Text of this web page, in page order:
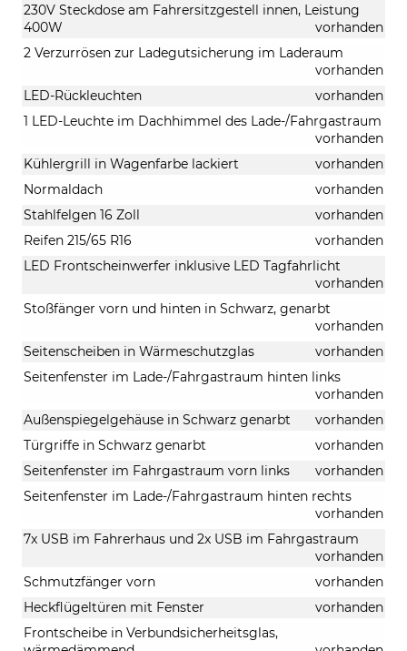
230V Steckdose am Fahrersitzgestell innen, Leistung
400W
vorhanden
2 Verzurrösen zur Ladegutsicherung im Laderaum
vorhanden
LED-Rückleuchten
vorhanden
1 LED-Leuchte im Dachhimmel des Lade-/Fahrgastraum
vorhanden
Kühlergrill in Wagenfarbe lackiert
vorhanden
Normaldach
vorhanden
Stahlfelgen 16 Zoll
vorhanden
Reifen 215/65 R16
vorhanden
LED Frontscheinwerfer inklusive LED Tagfahrlicht
vorhanden
Stoßfänger vorn und hinten in Schwarz, genarbt
vorhanden
Seitenscheiben in Wärmeschutzglas
vorhanden
Seitenfenster im Lade-/Fahrgastraum hinten links
vorhanden
Außenspiegelgehäuse in Schwarz genarbt
vorhanden
Türgriffe in Schwarz genarbt
vorhanden
Seitenfenster im Fahrgastraum vorn links
vorhanden
Seitenfenster im Lade-/Fahrgastraum hinten rechts
vorhanden
7x USB im Fahrerhaus und 2x USB im Fahrgastraum
vorhanden
Schmutzfänger vorn
vorhanden
Heckflügeltüren mit Fenster
vorhanden
Frontscheibe in Verbundsicherheitsglas,